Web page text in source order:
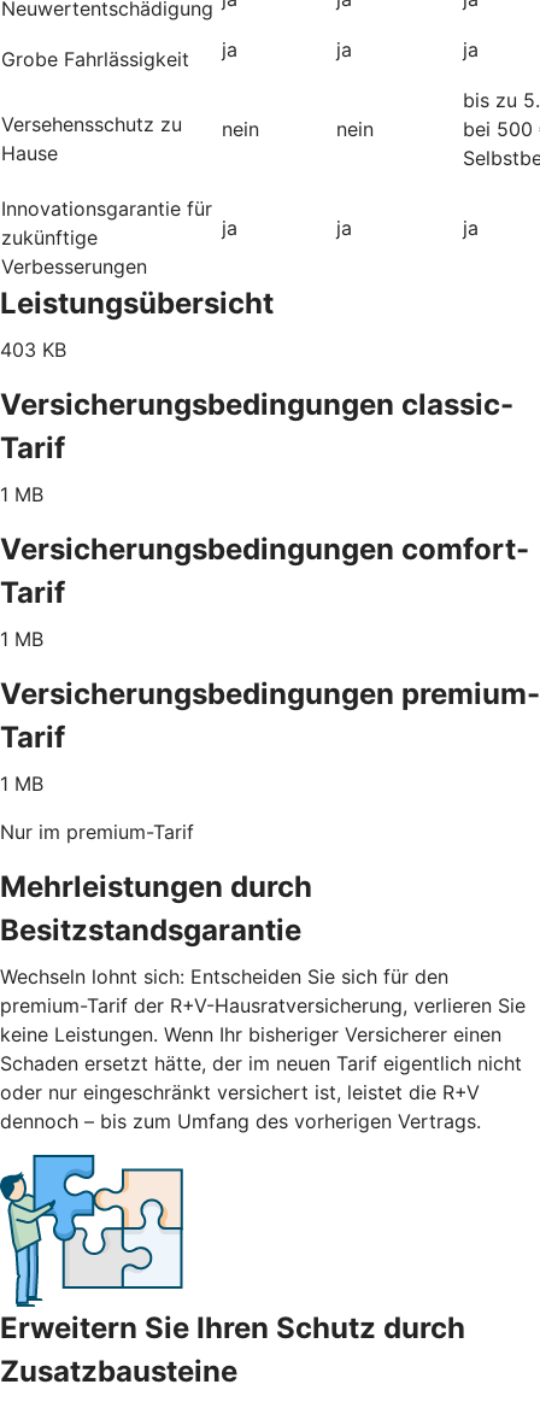
Neuwertentschädigung
Grobe Fahrlässigkeit ja ja ja
Versehensschutz zu
Hause
nein nein
bis zu
bei 500
Innovationsgarantie für
zukünftige
Verbesserungen
ja ja ja
Leistungsübersicht
403 KB
Versicherungsbedingungen classic-
Tarif
1 MB
Versicherungsbedingungen comfort-
Tarif
1 MB
Versicherungsbedingungen premium-
Tarif
1 MB
Nur im premium-Tarif
Mehrleistungen durch
Besitzstandsgarantie
Wechseln lohnt sich: Entscheiden Sie sich für den
premium-Tarif der R+V-Hausratversicherung, verlieren Sie
keine Leistungen. Wenn Ihr bisheriger Versicherer einen
Schaden ersetzt hätte, der im neuen Tarif eigentlich nicht
oder nur eingeschränkt versichert ist, leistet die R+V
dennoch – bis zum Umfang des vorherigen Vertrags.
Erweitern Sie Ihren Schutz durch
Zusatzbausteine